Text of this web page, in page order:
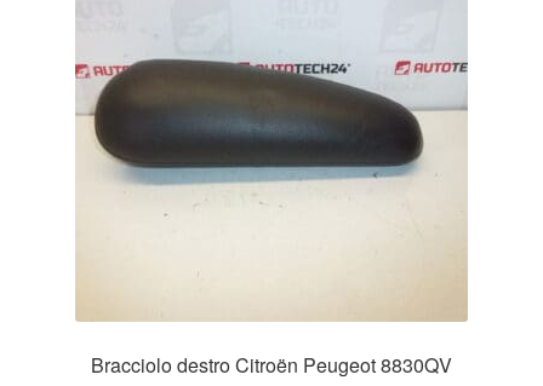
Bracciolo destro Citroën Peugeot 8830QV